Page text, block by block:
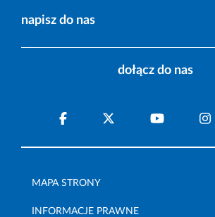
napisz do nas
dołącz do nas
MAPA STRONY
INFORMACJE PRAWNE